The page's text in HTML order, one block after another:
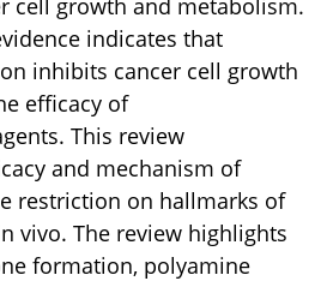
indicates that
inhibits cancer cell growth
efficacy of
This review
and mechanism of
restriction on hallmarks of
vivo. The review highlights
formation, polyamine